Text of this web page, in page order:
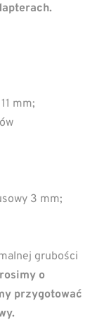
mm;
3 mm;
grubości
o
przygotować